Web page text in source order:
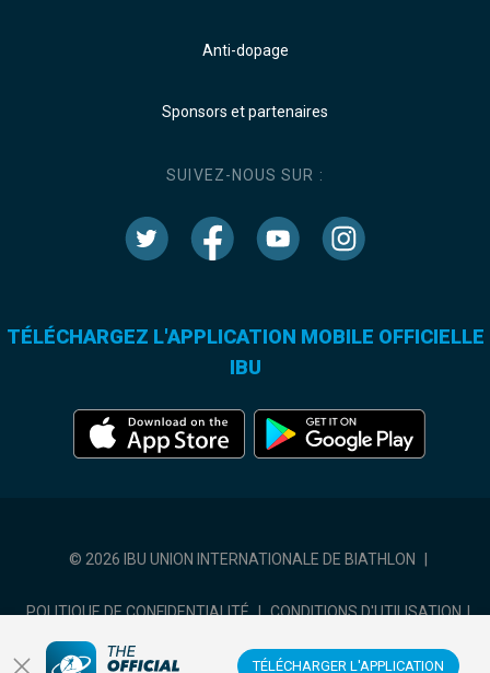
TÉLÉCHARGER L'APPLICATION
Anti-dopage
Sponsors et partenaires
SUIVEZ-NOUS SUR :
TÉLÉCHARGEZ L'APPLICATION MOBILE OFFICIELLE
IBU
© 2026 IBU UNION INTERNATIONALE DE BIATHLON
POLITIQUE DE CONFIDENTIALITÉ | CONDITIONS D'UTILISATION |
COOKIES SETTINGS